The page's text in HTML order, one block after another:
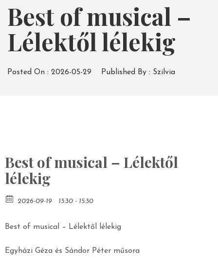
Best of musical –
Lélektől lélekig
Posted On : 2026-05-29 Published By : Szilvia
Best of musical – Lélektől
lélekig
2026-09-19 13:30 - 15:30
Best of musical – Lélektől lélekig
Egyházi Géza és Sándor Péter műsora